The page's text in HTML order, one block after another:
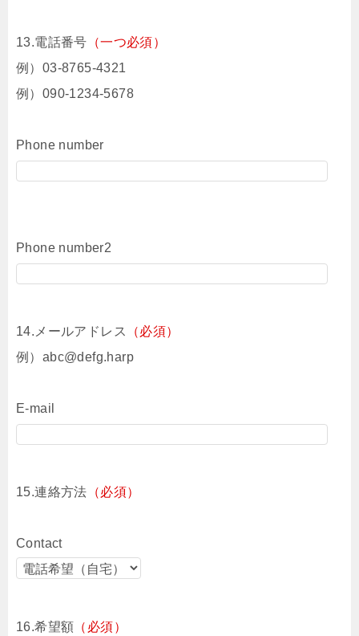
13.電話番号 （一つ必須）
例）03-8765-4321
例）090-1234-5678
Phone number
Phone number2
14.メールアドレス
（必須）
例）abc@defg.harp
E-mail
15.連絡方法 （必須）
Contact
16.希望額 （必須）